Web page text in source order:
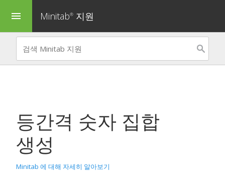
menu Minitab® 지원
등간격 숫자 집합
생성
Minitab 에 대해 자세히 알아보기